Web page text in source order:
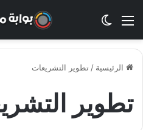
القائمة الوضع المظلم
الرئيسية / تطوير التشريعات
تطوير